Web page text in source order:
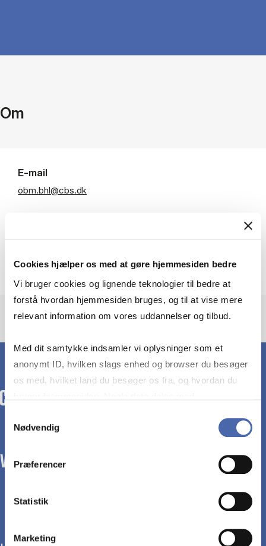
Cookies hjælper os med at gøre hjemmesiden bedre
Vi bruger cookies og lignende teknologier til bedre at
forstå hvordan hjemmesiden bruges, og til at vise mere
relevant information om vores uddannelser og tilbud.
Med dit samtykke indsamler vi oplysninger som et
anonymt ID, hvilken slags enhed og browser du besøger
os med, hvilket land du besøger os fra, og hvordan du
markedsføring. Du bestemmer selv - og kan altid trække
Nødvendig
Præferencer
Statistik
Marketing
Om
E-mail
obm.bhl@cbs.dk
WE TRANSFORM SOCIETY WITH BUSINESS.